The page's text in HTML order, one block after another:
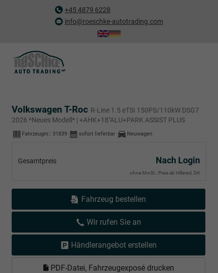
+45 4879 6228
info@roeschke-autotrading.com
Volkswagen T-Roc R-Line 1.5 eTSI 150PS/110kW DSG7
2026 *Neues Modell* | +AHK+18"ALU+PARK ASSIST PLUS
Fahrzeugnr.: 31839 sofort lieferbar Neuwagen
Gesamtpreis Nach Login
ohne MwSt., Preis ab Hillerød, DK
Fahrzeug bestellen
Wir rufen Sie an
Händlerangebot erstellen
PDF-Datei, Fahrzeugexposé drucken